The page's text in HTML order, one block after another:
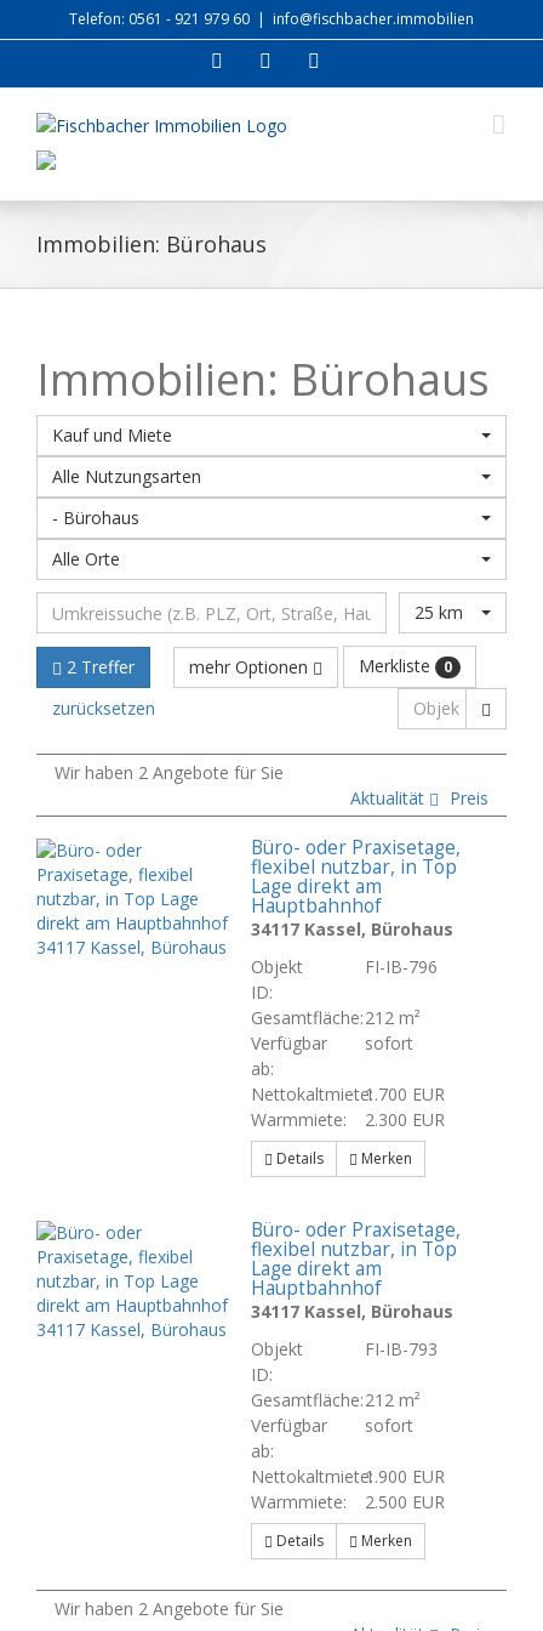
Inhalt
Telefon: 0561 - 921 979 60 | info@fischbacher.immobilien
Facebook
Immobilien: Bürohaus
Immobilien: Bürohaus
Kauf und Miete
Alle Nutzungsarten
- Bürohaus
Alle Orte
25 km
2 Treffer mehr Optionen Merkliste 0
zurücksetzen
Wir haben 2 Angebote für Sie
Aktualität
Preis
Büro- oder Praxisetage,
flexibel nutzbar, in Top
Lage direkt am
Hauptbahnhof
34117 Kassel, Bürohaus
Objekt
ID:
FI-IB-796
Gesamtfläche:212 m²
Verfügbar
ab:
sofort
Nettokaltmiete:1.700 EUR
Warmmiete:
2.300 EUR
Details Merken
Büro- oder Praxisetage,
flexibel nutzbar, in Top
Lage direkt am
Hauptbahnhof
34117 Kassel, Bürohaus
Objekt
ID:
FI-IB-793
Gesamtfläche:212 m²
Verfügbar
ab:
sofort
Nettokaltmiete:1.900 EUR
Warmmiete:
2.500 EUR
Details Merken
Wir haben 2 Angebote für Sie